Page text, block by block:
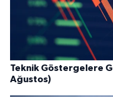
Teknik Göstergelere
Ağustos)